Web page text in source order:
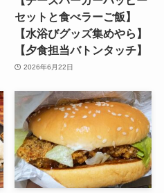
セットと食べラーご飯】
【水浴びグッズ集めやら】
【夕食担当バトンタッチ】
2026年6月22日